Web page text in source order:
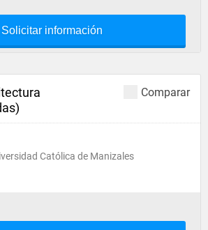
Solicitar información
Comparar
Católica de Manizales